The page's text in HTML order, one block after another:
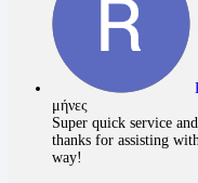
μήνες
Super quick service
thanks for assisting
way!